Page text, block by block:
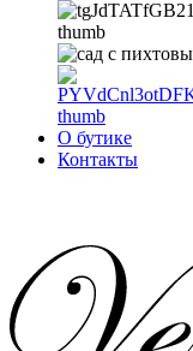
О бутике
Контакты